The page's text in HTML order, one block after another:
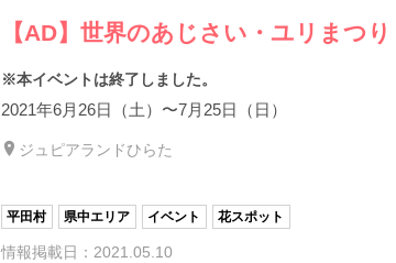
【AD】世界のあじさい・ユリまつ
※本イベントは終了しました。
2021年6月26日（土）〜7月25日（日）
ジュピアランドひらた
平田村 県中エリア イベント 花スポット
情報掲載日：2021.05.10